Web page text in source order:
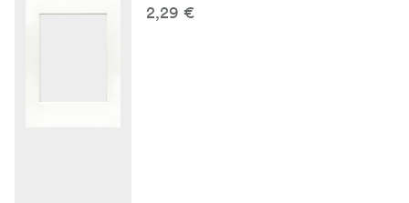
2,29 €